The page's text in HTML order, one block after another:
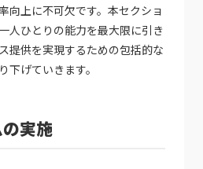
向上に不可欠です。本セクショ
人ひとりの能力を最大限に引き
提供を実現するための包括的な
下げていきます。
実施